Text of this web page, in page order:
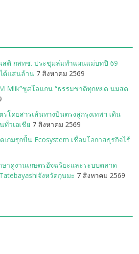
นสติ กสทช. ประชุมล่มทำแผนแม่บทปี 69
ด้แสนล้าน 7 สิงหาคม 2569
Mlik”ชูสโลแกน “ธรรมชาติทุกหยด นมสด
โดยสารเส้นทางบินตรงสู่กรุงเทพฯ เดิน
วเอเชีย 7 สิงหาคม 2569
เกมรุกปั้น Ecosystem เชื่อมโอกาสธุรกิจไร้
าดูงานเกษตรอัจฉริยะและระบบตลาด
จังหวัดกุนมะ 7 สิงหาคม 2569